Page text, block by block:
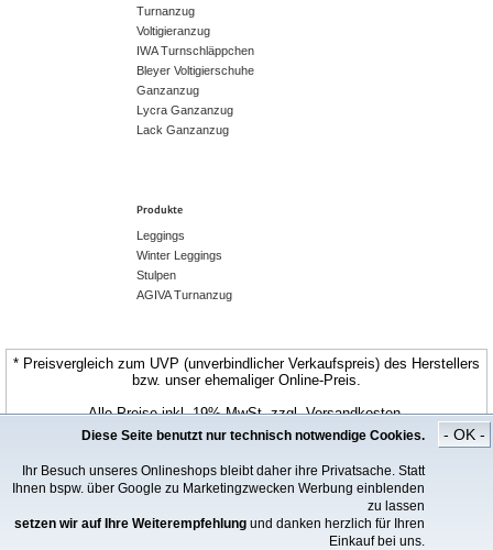
Diese Seite benutzt nur technisch notwendige Cookies.
Ihr Besuch unseres Onlineshops bleibt daher ihre Privatsache. Statt
Ihnen bspw. über Google zu Marketingzwecken Werbung einblenden
zu lassen
setzen wir auf Ihre Weiterempfehlung und danken herzlich für Ihren
Einkauf bei uns.
- OK -
Turnanzug
Voltigieranzug
IWA Turnschläppchen
Bleyer Voltigierschuhe
Ganzanzug
Lycra Ganzanzug
Lack Ganzanzug
Produkte
Leggings
Winter Leggings
Stulpen
AGIVA Turnanzug
* Preisvergleich zum UVP (unverbindlicher Verkaufspreis) des Herstellers
bzw. unser ehemaliger Online-Preis.
Alle Preise inkl. 19% MwSt. zzgl. Versandkosten.
© CospoArt GmbH | ChamaeleonStyle.de